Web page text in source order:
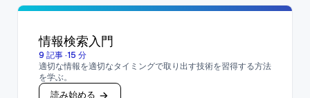
情報検索入門
9 記事·15 分
適切な情報を適切なタイミングで取り出す技術を習得する方法
を学ぶ。
読み始める